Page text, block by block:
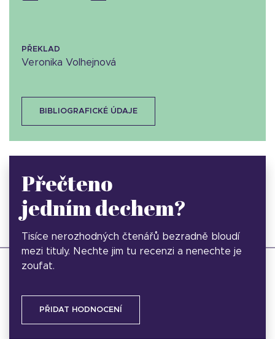
PŘEKLAD
Veronika Volhejnová
BIBLIOGRAFICKÉ ÚDAJE
Přečteno
jedním dechem?
Tisíce nerozhodných čtenářů bezradně bloudí
mezi tituly. Nechte jim tu recenzi a nenechte je
zoufat.
PŘIDAT HODNOCENÍ